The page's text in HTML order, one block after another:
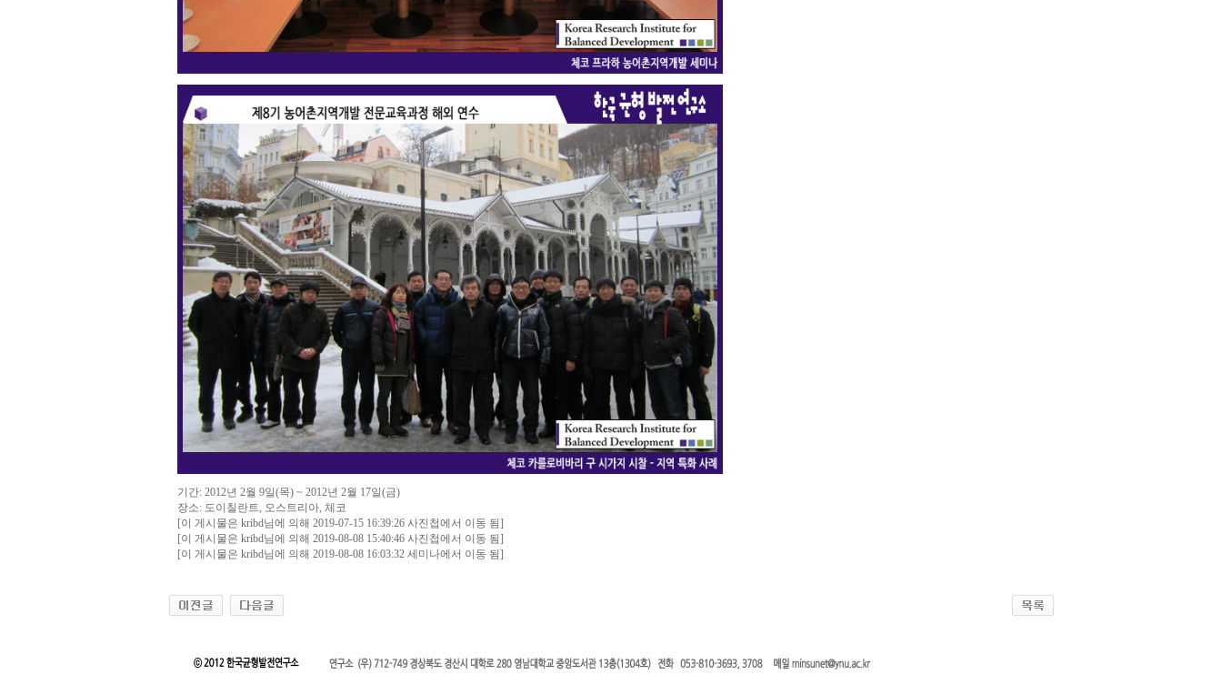
기간: 2012년 2월 9일(목) ~ 2012년 2월 17일(금)
장소: 도이칠란트, 오스트리아, 체코
[이 게시물은 kribd님에 의해 2019-07-15 16:39:26 사진첩에서 이동 됨]
[이 게시물은 kribd님에 의해 2019-08-08 15:40:46 사진첩에서 이동 됨]
[이 게시물은 kribd님에 의해 2019-08-08 16:03:32 세미나에서 이동 됨]